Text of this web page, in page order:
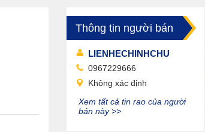
Thông tin người bán
LIENHECHINHCHU
0967229666
Không xác định
Xem tất cả tin rao của người
bán này >>